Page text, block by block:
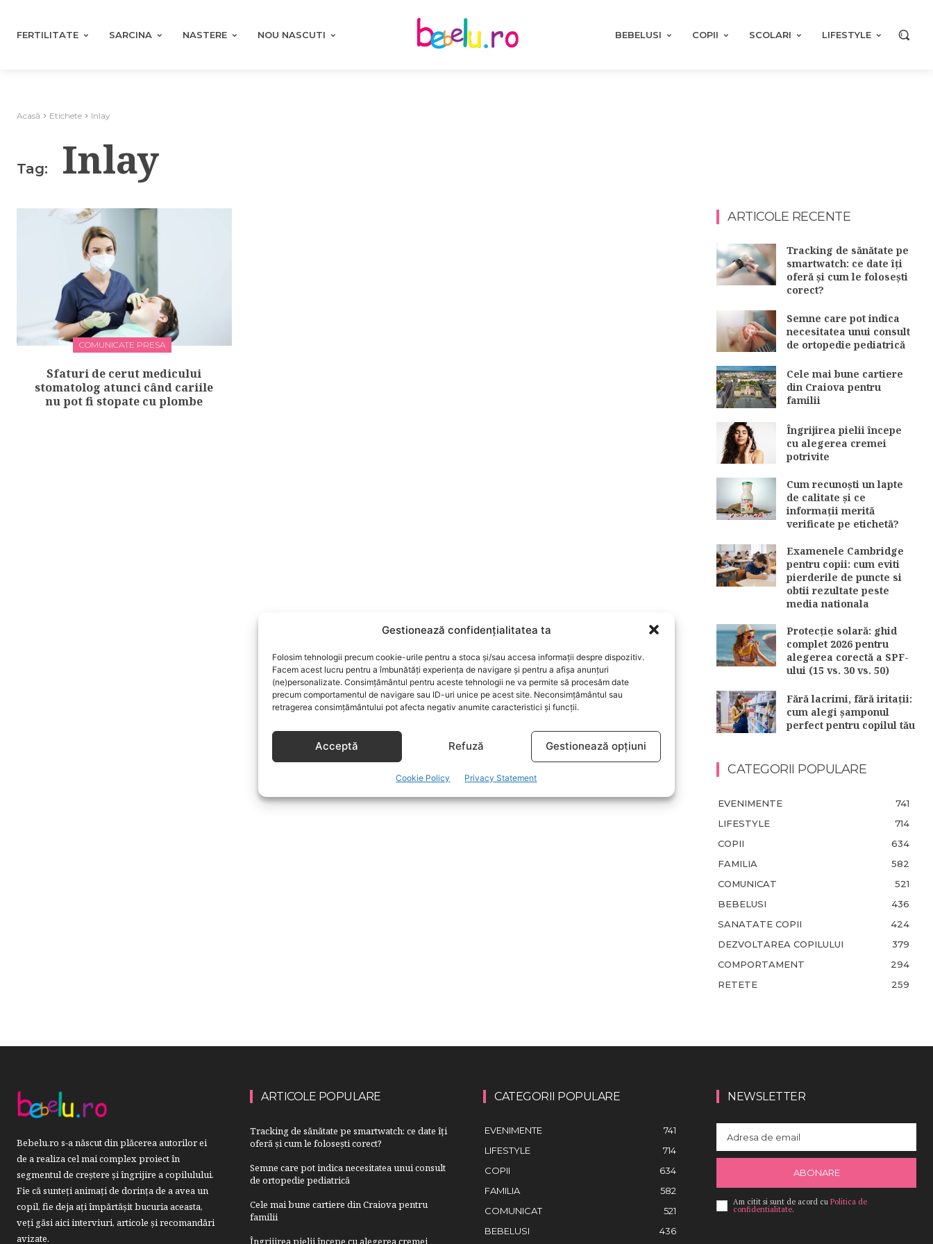
Gestionează confidențialitatea ta
Folosim tehnologii precum cookie-urile pentru a stoca și/sau accesa informații despre dispozitiv.
Facem acest lucru pentru a îmbunătăți experiența de navigare și pentru a afișa anunțuri
(ne)personalizate. Consimțământul pentru aceste tehnologii ne va permite să procesăm date
precum comportamentul de navigare sau ID-uri unice pe acest site. Neconsimțământul sau
retragerea consimțământului pot afecta negativ anumite caracteristici și funcții.
Acceptă Refuză Gestionează opțiuni
Cookie Policy Privacy Statement
FERTILITATE SARCINA NASTERE NOU NASCUTI BEBELUSI COPII SCOLARI LIFESTYLE
Acasă Etichete Inlay
Tag: Inlay
COMUNICATE PRESA
Sfaturi de cerut medicului
stomatolog atunci când cariile
nu pot fi stopate cu plombe
ARTICOLE RECENTE
Tracking de sănătate pe
smartwatch: ce date îți
oferă și cum le folosești
corect?
Semne care pot indica
necesitatea unui consult
de ortopedie pediatrică
Cele mai bune cartiere
din Craiova pentru
familii
Îngrijirea pielii începe
cu alegerea cremei
potrivite
Cum recunoști un lapte
de calitate și ce
informații merită
verificate pe etichetă?
Examenele Cambridge
pentru copii: cum eviti
pierderile de puncte si
obtii rezultate peste
media nationala
Protecție solară: ghid
complet 2026 pentru
alegerea corectă a SPF-
ului (15 vs. 30 vs. 50)
Fără lacrimi, fără iritații:
cum alegi șamponul
perfect pentru copilul tău
CATEGORII POPULARE
EVENIMENTE
741
LIFESTYLE
714
COPII
634
FAMILIA
582
COMUNICAT
521
BEBELUSI
436
SANATATE COPII
424
DEZVOLTAREA COPILULUI
379
COMPORTAMENT
294
RETETE
259
Bebelu.ro s-a născut din plăcerea autorilor ei
de a realiza cel mai complex proiect în
segmentul de creştere şi îngrijire a copilulului.
Fie că sunteţi animaţi de dorinţa de a avea un
copil, fie deja aţi împărtăşit bucuria aceasta,
veți găsi aici interviuri, articole şi recomandări
avizate.
ARTICOLE POPULARE
Tracking de sănătate pe smartwatch: ce date îți
oferă și cum le folosești corect?
Semne care pot indica necesitatea unui consult
de ortopedie pediatrică
Cele mai bune cartiere din Craiova pentru
familii
Îngrijirea pielii începe cu alegerea cremei
CATEGORII POPULARE
EVENIMENTE
741
LIFESTYLE
714
COPII
634
FAMILIA
582
COMUNICAT
521
BEBELUSI
436
NEWSLETTER
ABONARE
Am citit si sunt de acord cu Politica de
confidentialitate.